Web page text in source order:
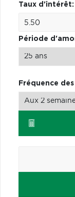
Taux d'intérêt:
Période
Fréquence